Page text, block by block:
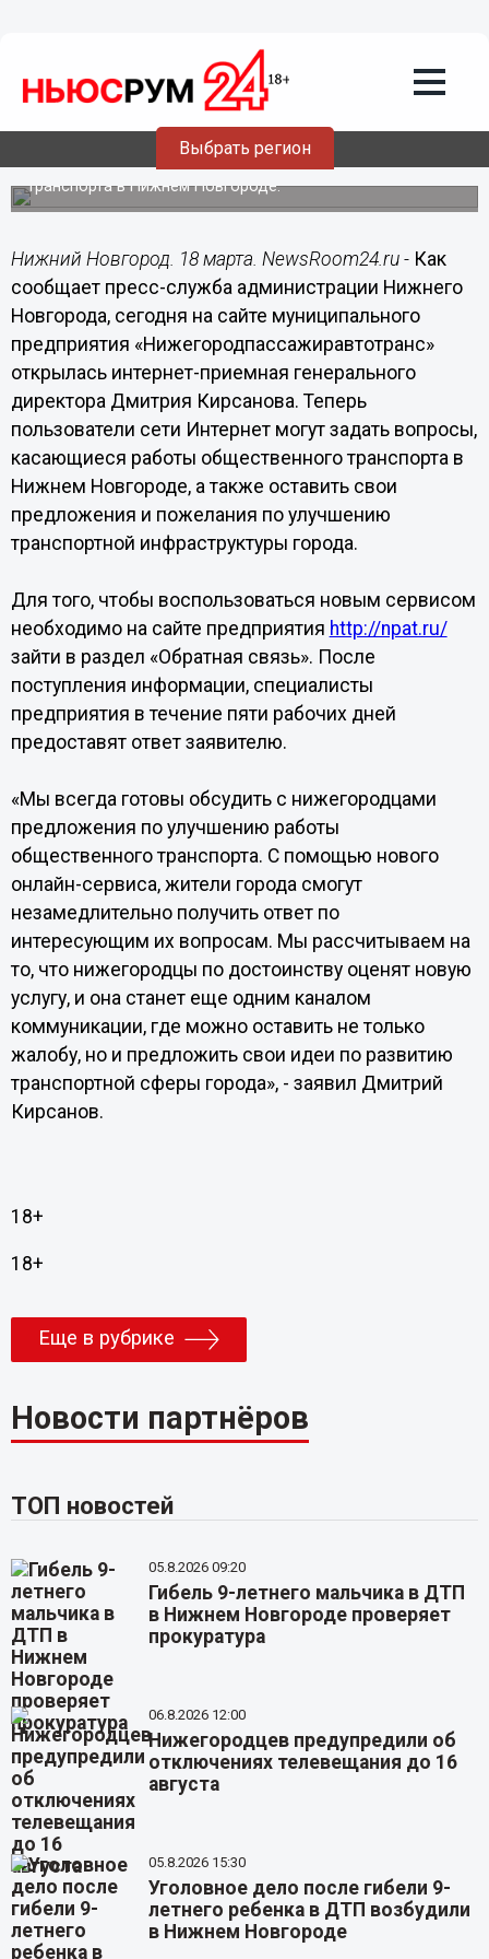
Выбрать регион
Начала работу электронная приемная
генерального директора
"Нижегородпассажиравтотранс"
Теперь пользователи сети Интернет могут задать
вопросы, касающиеся работы общественного
транспорта в Нижнем Новгороде.
Нижний Новгород. 18 марта. NewsRoom24.ru - Как
сообщает пресс-служба администрации Нижнего
Новгорода, сегодня на сайте муниципального
предприятия «Нижегородпассажиравтотранс»
открылась интернет-приемная генерального
директора Дмитрия Кирсанова. Теперь
пользователи сети Интернет могут задать вопросы,
касающиеся работы общественного транспорта в
Нижнем Новгороде, а также оставить свои
предложения и пожелания по улучшению
транспортной инфраструктуры города.
Для того, чтобы воспользоваться новым сервисом
необходимо на сайте предприятия http://npat.ru/
зайти в раздел «Обратная связь». После
поступления информации, специалисты
предприятия в течение пяти рабочих дней
предоставят ответ заявителю.
«Мы всегда готовы обсудить с нижегородцами
предложения по улучшению работы
общественного транспорта. С помощью нового
онлайн-сервиса, жители города смогут
незамедлительно получить ответ по
интересующим их вопросам. Мы рассчитываем на
то, что нижегородцы по достоинству оценят новую
услугу, и она станет еще одним каналом
коммуникации, где можно оставить не только
жалобу, но и предложить свои идеи по развитию
транспортной сферы города», - заявил Дмитрий
Кирсанов.
18+
18+
Еще в рубрике
Новости партнёров
ТОП новостей
05.8.2026 09:20
Гибель 9-летнего мальчика в ДТП
в Нижнем Новгороде проверяет
прокуратура
06.8.2026 12:00
Нижегородцев предупредили об
отключениях телевещания до 16
августа
05.8.2026 15:30
Уголовное дело после гибели 9-
летнего ребенка в ДТП возбудили
в Нижнем Новгороде